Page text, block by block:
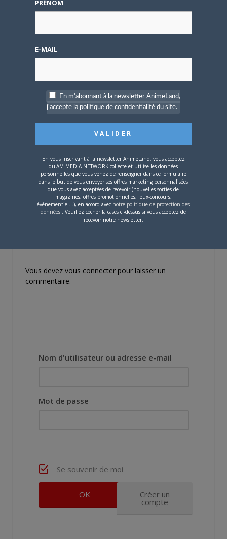
Digimon en préparation
pour 2027
4 JUILLET 2026 0
[Entretien] Mokochan : «
Lors des prémices du
projet, il était déjà
demandé de suivre au
Vous devez vous connecter pour laisser un
commentaire.
Nom d'utilisateur ou adresse e-mail
Mot de passe
Se souvenir de moi
Créer un
compte
PRÉNOM
E-MAIL
En m'abonnant à la newsletter AnimeLand,
j'accepte la politique de confidentialité du site.
En vous inscrivant à la newsletter AnimeLand, vous acceptez
qu'AM MEDIA NETWORK collecte et utilise les données
personnelles que vous venez de renseigner dans ce formulaire
dans le but de vous envoyer ses offres marketing personnalisées
que vous avez acceptées de recevoir (nouvelles sorties de
magazines, offres promotionnelles, jeux-concours,
événementiel...), en accord avec notre politique de protection des
données . Veuillez cocher la cases ci-dessus si vous acceptez de
recevoir notre newsletter.